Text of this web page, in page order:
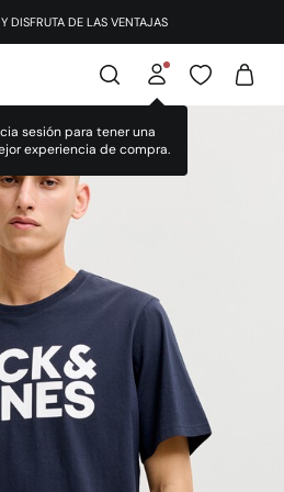
Y DISFRUTA DE LAS VENTAJAS